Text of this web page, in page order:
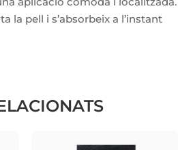
la pell i s’absorbeix a l’instant